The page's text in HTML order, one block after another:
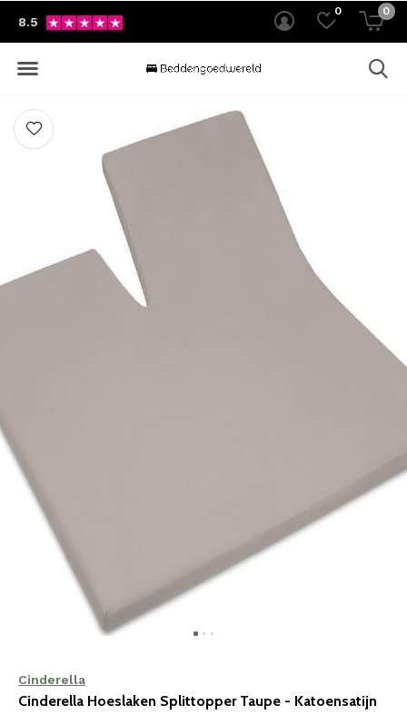
0 0
8.5
Cinderella
Cinderella Hoeslaken Splittopper Taupe - Katoensatijn